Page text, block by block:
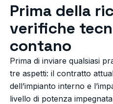
Prima della
verifiche
contano
Prima di inviare qualsiasi
tre aspetti: il contratto
dell’impianto interno e
livello di potenza